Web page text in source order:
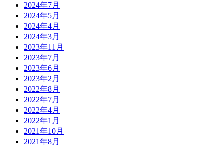
2024年7月
2024年5月
2024年4月
2024年3月
2023年11月
2023年7月
2023年6月
2023年2月
2022年8月
2022年7月
2022年4月
2022年1月
2021年10月
2021年8月